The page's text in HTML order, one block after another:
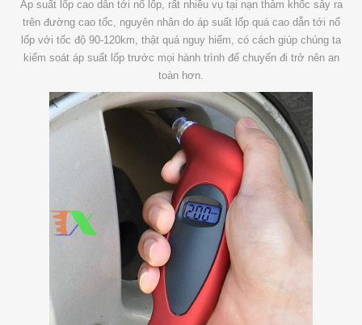
Áp suất lốp cao dẫn tới nổ lốp, rất nhiều vụ tại nạn thảm khốc sảy ra
trên đường cao tốc, nguyên nhân do áp suất lốp quá cao dẫn tới nổ
lốp với tốc độ 90-120km, thật quá nguy hiểm, có cách giúp chúng ta
kiểm soát áp suất lốp trước mọi hành trình để chuyến đi trở nên an
toàn hơn.